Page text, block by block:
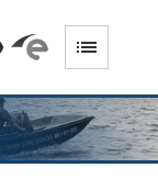
list